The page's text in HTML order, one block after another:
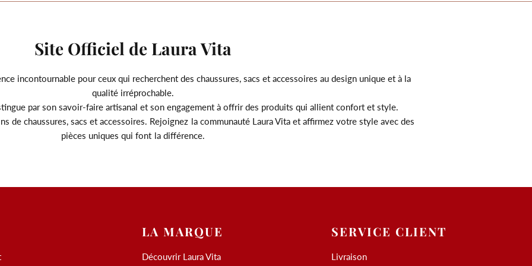
Site Officiel de Laura Vita
incontournable pour ceux qui recherchent des chaussures, sacs et accessoires au design unique et à la
qualité irréprochable.
par son savoir-faire artisanal et son engagement à offrir des produits qui allient confort et style.
de chaussures, sacs et accessoires. Rejoignez la communauté Laura Vita et affirmez votre style avec des
pièces uniques qui font la différence.
LA MARQUE
Découvrir Laura Vita
SERVICE CLIENT
Livraison